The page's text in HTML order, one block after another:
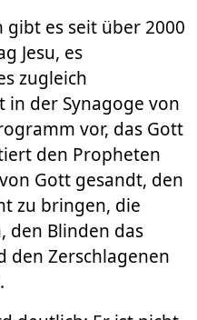
es seit über 2000
Jesu, es
zugleich
in der Synagoge von
vor, das Gott
den Propheten
Gott gesandt, den
zu bringen, die
den Blinden das
den Zerschlagenen